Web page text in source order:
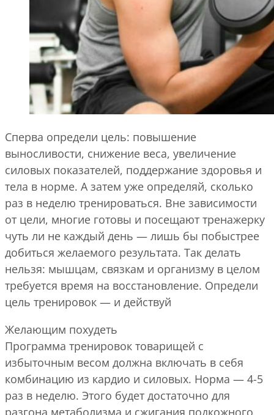
Сперва определи цель: повышение
выносливости, снижение веса, увеличение
силовых показателей, поддержание здоровья и
тела в норме. А затем уже определяй, сколько
раз в неделю тренироваться. Вне зависимости
от цели, многие готовы и посещают тренажерку
чуть ли не каждый день — лишь бы побыстрее
добиться желаемого результата. Так делать
нельзя: мышцам, связкам и организму в целом
требуется время на восстановление. Определи
цель тренировок — и действуй
Желающим похудеть
Программа тренировок товарищей с
избыточным весом должна включать в себя
комбинацию из кардио и силовых. Норма — 4-5
раз в неделю. Этого будет достаточно для
разгона метаболизма и сжигания подкожного